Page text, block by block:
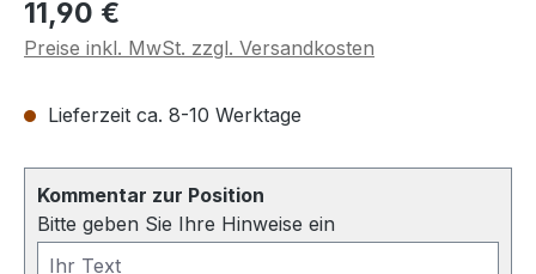
Regulärer Preis:
11,90 €
Preise inkl. MwSt. zzgl. Versandkosten
Lieferzeit ca. 8-10 Werktage
Kommentar zur Position
Bitte geben Sie Ihre Hinweise ein